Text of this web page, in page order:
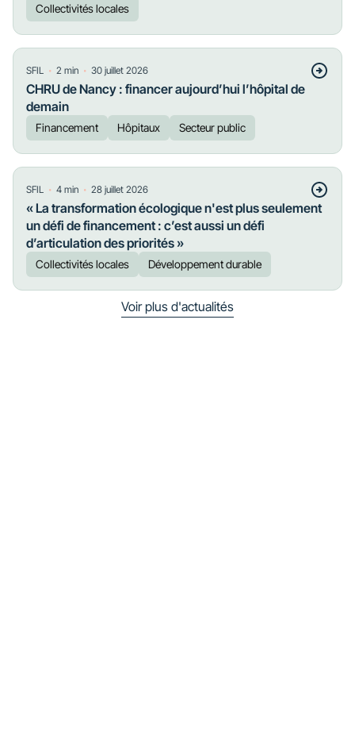
Collectivités locales
SFIL ・ 2 min ・ 30 juillet 2026
CHRU de Nancy : financer aujourd’hui l’hôpital de
demain
Financement Hôpitaux Secteur public
SFIL ・ 4 min ・ 28 juillet 2026
« La transformation écologique n'est plus seulement
un défi de financement : c’est aussi un défi
d’articulation des priorités »
Collectivités locales Développement durable
Voir plus d'actualités